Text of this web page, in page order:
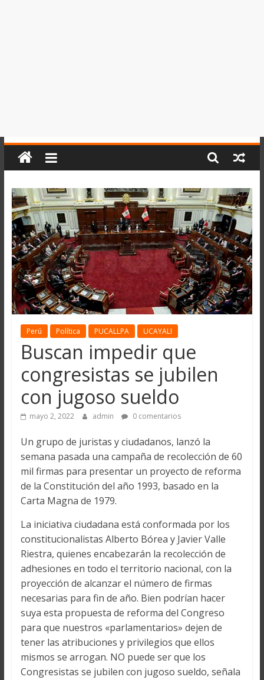
Perú Política PUCALLPA UCAYALI
Buscan impedir que
congresistas se jubilen
con jugoso sueldo
mayo 2, 2022 admin 0 comentarios
Un grupo de juristas y ciudadanos, lanzó la
semana pasada una campaña de recolección de 60
mil firmas para presentar un proyecto de reforma
de la Constitución del año 1993, basado en la
Carta Magna de 1979.
La iniciativa ciudadana está conformada por los
constitucionalistas Alberto Bórea y Javier Valle
Riestra, quienes encabezarán la recolección de
adhesiones en todo el territorio nacional, con la
proyección de alcanzar el número de firmas
necesarias para fin de año. Bien podrían hacer
suya esta propuesta de reforma del Congreso
para que nuestros «parlamentarios» dejen de
tener las atribuciones y privilegios que ellos
mismos se arrogan. NO puede ser que los
Congresistas se jubilen con jugoso sueldo, señala